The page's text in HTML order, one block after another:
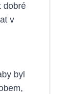
dobré
v
byl